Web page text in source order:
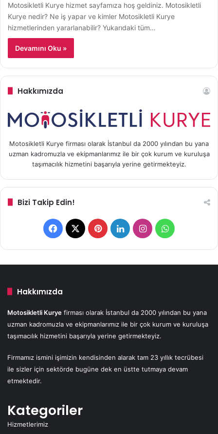
Motosikletli Kurye hizmet sayfamıza hoş geldiniz. Motosikletli
Kurye nedir? Ne iş yapar ve kimler Motosikletli Kurye
hizmetlerinden yararlanabilir? Yukarıdaki tüm…
Devamını Oku »
Hakkımızda
Motosikletli Kurye firması olarak İstanbul da 2000 yılından bu yana
uzman kadromuzla ve ekipmanlarımız ile bir çok kurum ve kuruluşa
taşımacılık hizmetini başarıyla yerine getirmekteyiz.
Bizi Takip Edin!
F
a
c
o
k
X
P
i
n
r
s
L
i
n
d
n
I
n
s
g
a
W
h
a
A
p
Hakkımızda
Motosikletli Kurye firması olarak İstanbul da 2000 yılından bu yana
uzman kadromuzla ve ekipmanlarımız ile bir çok kurum ve kuruluşa
taşımacılık hizmetini başarıyla yerine getirmekteyiz.
Firmamız ismini işimizin kendisinden alarak tam 23 yıllık tecrübesi
ile sizler için sektörde bugüne dek en üstte tutmaya devam
etmektedir.
Kategoriler
Hizmetlerimiz